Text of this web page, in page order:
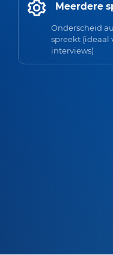
Meerdere
Onderscheid
spreekt (ideaal
interviews)